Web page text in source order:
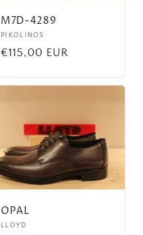
M7D-4289
Fournisseur :
PIKOLINOS
Prix
€115,00 EUR
OPAL
Fournisseur :
LLOYD